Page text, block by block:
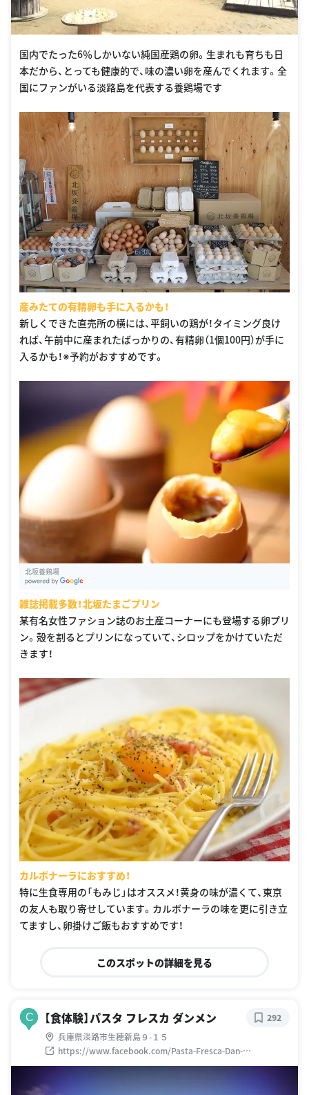
国内でたった6％しかいない純国産鶏の卵。生まれも育ちも日
本だから、とっても健康的で、味の濃い卵を産んでくれます。全
国にファンがいる淡路島を代表する養鶏場です
産みたての有精卵も手に入るかも！
新しくできた直売所の横には、平飼いの鶏が！タイミング良け
れば、午前中に産まれたばっかりの、有精卵（1個100円）が手に
入るかも！※予約がおすすめです。
北坂養鶏場
雑誌掲載多数！北坂たまごプリン
某有名女性ファション誌のお土産コーナーにも登場する卵プリ
ン。殻を割るとプリンになっていて、シロップをかけていただ
きます！
カルボナーラにおすすめ！
特に生食専用の「もみじ」はオススメ！黄身の味が濃くて、東京
の友人も取り寄せしています。カルボナーラの味を更に引き立
てますし、卵掛けご飯もおすすめです！
このスポットの詳細を見る
C 【食体験】パスタ フレスカ ダンメン
兵庫県淡路市生穂新島９-１５
https://www.facebook.com/Pasta-Fresca-Dan-
Men%E3%83%91%E3%82%B9%E3%82%BF%E3%83%95
%E3%83%AC%E3%82%B9%E3%82%AB-
%E3%83%80%E3%83%B3%E3%83%A1%E3%83%B3-
292